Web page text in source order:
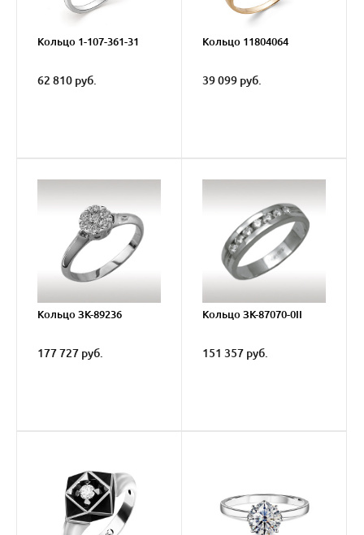
Кольцо 1-107-361-31
62 810 руб.
Кольцо 11804064
39 099 руб.
Кольцо ЗК-89236
177 727 руб.
Кольцо ЗК-87070-0II
151 357 руб.